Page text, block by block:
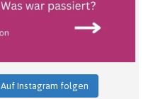
Auf Instagram folgen